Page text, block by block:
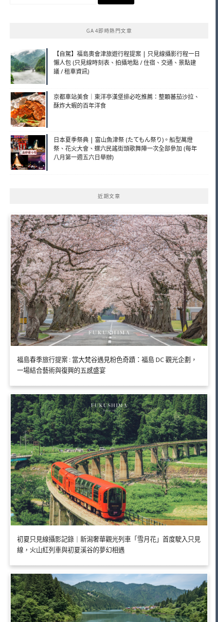
GA4即時熱門文章
【自駕】福島奧會津旅遊行程提案 | 只見線攝影行程一日
懶人包 (只見線時刻表、拍攝地點 / 住宿、交通、景點建
議 / 租車資訊)
京都車站美食｜東洋亭漢堡排必吃推薦：整顆蕃茄沙拉、
酥炸大蝦的百年洋食
日本夏季祭典 | 富山魚津祭 (たてもん祭り)。船型萬燈
祭、花火大會、蝶六民謠街頭歌舞陣一次全部參加 (每年
八月第一週五六日舉辦)
近期文章
福島春季旅行提案 : 當大梵谷遇見粉色奇蹟：福島 DC 觀光企劃，
一場結合藝術與復興的五感盛宴
初夏只見線攝影記錄｜新潟奢華觀光列車「雪月花」首度駛入只見
線，火山紅列車與初夏溪谷的夢幻相遇